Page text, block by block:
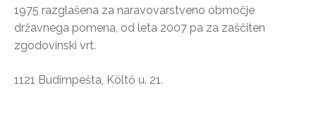
1975 razglašena za naravovarstveno območje
državnega pomena, od leta 2007 pa za zaščiten
zgodovinski vrt.
1121 Budimpešta, Költő u. 21.